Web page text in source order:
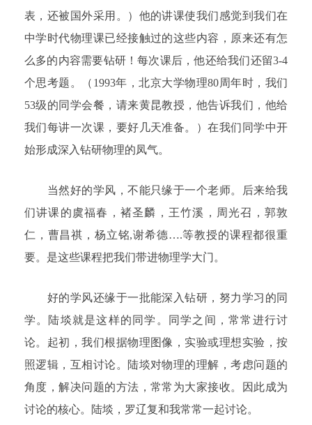
表，还被国外采用。）他的讲课使我们感觉到我们在
中学时代物理课已经接触过的这些内容，原来还有怎
么多的内容需要钻研！每次课后，他还给我们还留3-4
个思考题。（1993年，北京大学物理80周年时，我们
53级的同学会餐，请来黄昆教授，他告诉我们，他给
我们每讲一次课，要好几天准备。）在我们同学中开
始形成深入钻研物理的凤气。
当然好的学风，不能只缘于一个老师。后来给我
们讲课的虞福春，褚圣麟，王竹溪，周光召，郭敦
仁，曹昌祺，杨立铭,谢希德….等教授的课程都很重
要。是这些课程把我们带进物理学大门。
好的学风还缘于一批能深入钻研，努力学习的同
学。陆埮就是这样的同学。同学之间，常常进行讨
论。起初，我们根据物理图像，实验或理想实验，按
照逻辑，互相讨论。陆埮对物理的理解，考虑问题的
角度，解决问题的方法，常常为大家接收。因此成为
讨论的核心。陆埮，罗辽复和我常常一起讨论。